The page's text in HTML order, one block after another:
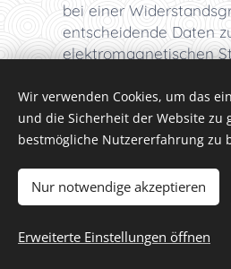
bei einer
entscheidende Daten
elektromagnetischen
Zerstörung des
einem Datenkristall.
weltweiten
Denken gespiegelt und
identifiziert die
beobachtet die "zweite
Wir verwenden Cookies, um das
und die Sicherheit der Website zu
bestmögliche Nutzererfahrung zu
Nur notwendige akzeptieren
Erweiterte Einstellungen öffnen